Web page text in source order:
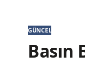
GÜNCEL
Basın